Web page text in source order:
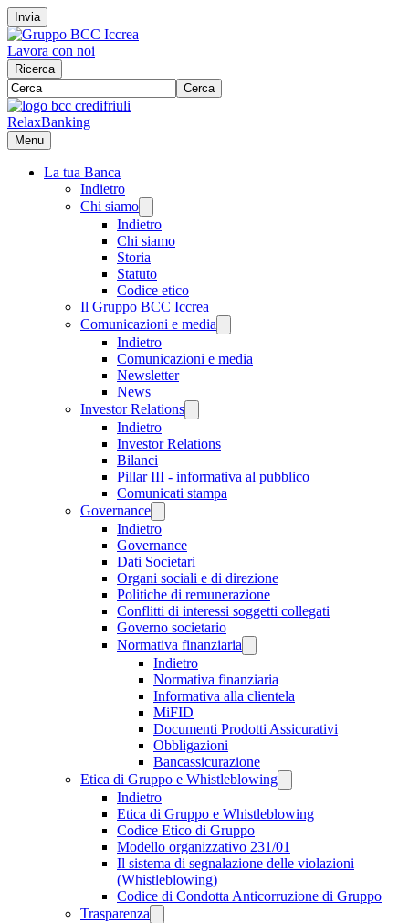
Invia
Lavora con noi
Ricerca
Cerca
RelaxBanking
Menu
La tua Banca
Indietro
Chi siamo
Indietro
Chi siamo
Storia
Statuto
Codice etico
Il Gruppo BCC Iccrea
Comunicazioni e media
Indietro
Comunicazioni e media
Newsletter
News
Investor Relations
Indietro
Investor Relations
Bilanci
Pillar III - informativa al pubblico
Comunicati stampa
Governance
Indietro
Governance
Dati Societari
Organi sociali e di direzione
Politiche di remunerazione
Conflitti di interessi soggetti collegati
Governo societario
Normativa finanziaria
Indietro
Normativa finanziaria
Informativa alla clientela
MiFID
Documenti Prodotti Assicurativi
Obbligazioni
Bancassicurazione
Etica di Gruppo e Whistleblowing
Indietro
Etica di Gruppo e Whistleblowing
Codice Etico di Gruppo
Modello organizzativo 231/01
Il sistema di segnalazione delle violazioni
(Whistleblowing)
Codice di Condotta Anticorruzione di Gruppo
Trasparenza